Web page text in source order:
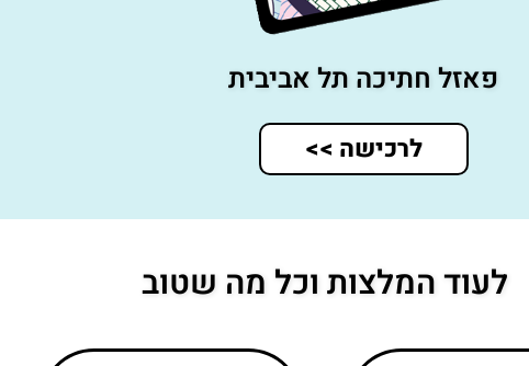
פאזל חתיכה תל אביבית
לרכישה >>
לעוד המלצות וכל מה שטוב